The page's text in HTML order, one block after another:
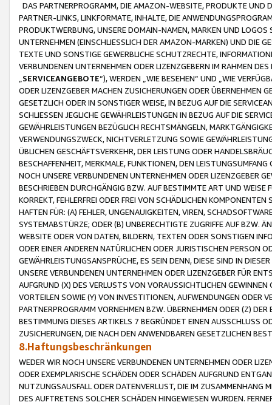
DAS PARTNERPROGRAMM, DIE AMAZON-WEBSITE, PRODUKTE UND
PARTNER-LINKS, LINKFORMATE, INHALTE, DIE
PRODUKTWERBUNG, UNSERE DOMAIN-NAMEN, MARKEN UND
UNTERNEHMEN (EINSCHLIESSLICH DER AMAZON-MARKEN) UND DIE
TEXTE UND SONSTIGE GEWERBLICHE SCHUTZRECHTE,
VERBUNDENEN UNTERNEHMEN ODER LIZENZGEBERN IM RAHMEN
SERVICEANGEBOTE“), WERDEN „WIE BESEHEN“ UND „WIE
ODER LIZENZGEBER MACHEN ZUSICHERUNGEN ODER ÜBERNEHMEN
GESETZLICH ODER IN SONSTIGER WEISE, IN BEZUG AUF DIE
SCHLIESSEN JEGLICHE GEWÄHRLEISTUNGEN IN BEZUG AUF DIE
GEWÄHRLEISTUNGEN BEZÜGLICH RECHTSMÄNGELN,
VERWENDUNGSZWECK, NICHTVERLETZUNG SOWIE
ÜBLICHEN GESCHÄFTSVERKEHR, DER LEISTUNG ODER
BESCHAFFENHEIT, MERKMALE, FUNKTIONEN, DEN
NOCH UNSERE VERBUNDENEN UNTERNEHMEN ODER LIZENZGEBER
BESCHRIEBEN DURCHGÄNGIG BZW. AUF BESTIMMTE ART UND
KORREKT, FEHLERFREI ODER FREI VON SCHÄDLICHEN
HAFTEN FÜR: (A) FEHLER, UNGENAUIGKEITEN, VIREN,
SYSTEMABSTÜRZE; ODER (B) UNBERECHTIGTE ZUGRIFFE AUF BZW.
WEBSITE ODER VON DATEN, BILDERN, TEXTEN ODER SONSTIGEN
ODER EINER ANDEREN NATÜRLICHEN ODER JURISTISCHEN PERSON
GEWÄHRLEISTUNGSANSPRÜCHE, ES SEIN DENN, DIESE SIND IN
UNSERE VERBUNDENEN UNTERNEHMEN ODER LIZENZGEBER FÜR
AUFGRUND (X) DES VERLUSTS VON VORAUSSICHTLICHEN
VORTEILEN SOWIE (Y) VON INVESTITIONEN, AUFWENDUNGEN ODER
PARTNERPROGRAMM VORNEHMEN BZW. ÜBERNEHMEN ODER (Z)
BESTIMMUNG DIESES ARTIKELS 7 BEGRÜNDET EINEN AUSSCHLUSS
ZUSICHERUNGEN, DIE NACH DEN ANWENDBAREN GESETZLICHEN
8.Haftungsbeschränkungen
WEDER WIR NOCH UNSERE VERBUNDENEN UNTERNEHMEN ODER
ODER EXEMPLARISCHE SCHÄDEN ODER SCHÄDEN AUFGRUND
NUTZUNGSAUSFALL ODER DATENVERLUST, DIE IM ZUSAMMENHANG
DES AUFTRETENS SOLCHER SCHÄDEN HINGEWIESEN WURDEN.